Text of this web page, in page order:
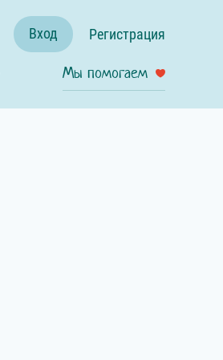
Мы помогаем
Регистрация
Вход